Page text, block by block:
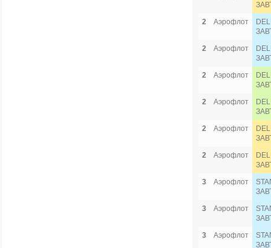
2
Аэрофлот
2
Аэрофлот
2
Аэрофлот
2
Аэрофлот
2
Аэрофлот
2
Аэрофлот
3
Аэрофлот
3
Аэрофлот
3
Аэрофлот